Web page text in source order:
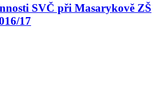
SVČ při Masarykově ZŠ
17